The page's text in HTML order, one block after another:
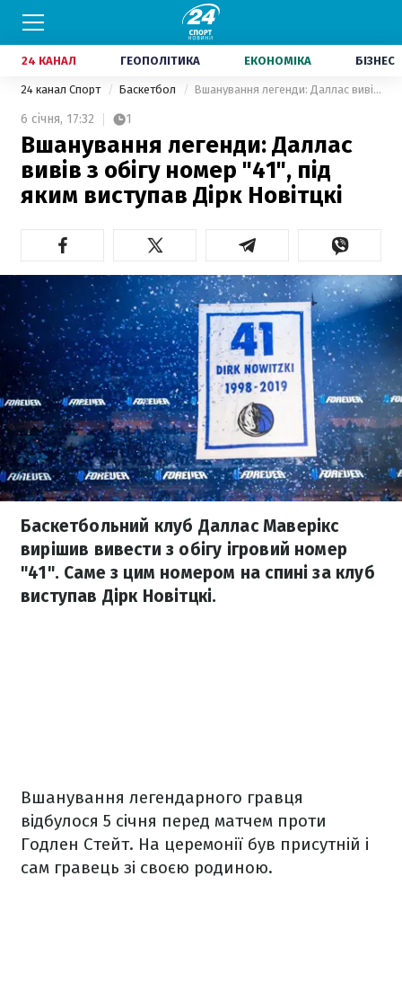
24 КАНАЛ ГЕОПОЛІТИКА ЕКОНОМІКА БІЗНЕС
24 канал Спорт Баскетбол Вшанування легенди: Даллас вивів з обігу номер "41", під яким виступав Дірк Новітцкі
6 січня, 17:32 1
Вшанування легенди: Даллас
вивів з обігу номер "41", під
яким виступав Дірк Новітцкі
Баскетбольний клуб Даллас Маверікс
вирішив вивести з обігу ігровий номер
"41". Саме з цим номером на спині за клуб
виступав Дірк Новітцкі.
Вшанування легендарного гравця
відбулося 5 січня перед матчем проти
Годлен Стейт. На церемонії був присутній і
сам гравець зі своєю родиною.